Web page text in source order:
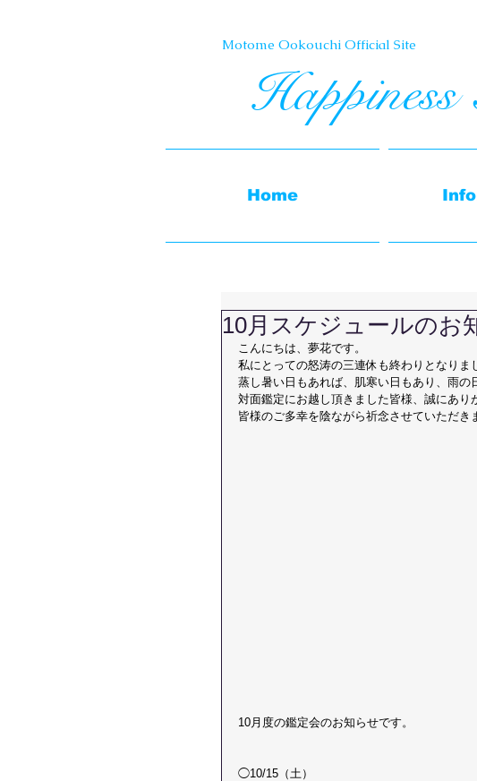
10月スケジュールのお
こんにちは、夢花です。
私にとっての怒涛の三連休も終わりとなりま
蒸し暑い日もあれば、肌寒い日もあり、雨の
対面鑑定にお越し頂きました皆様、誠にあり
皆様のご多幸を陰ながら祈念させていただき
10月度の鑑定会のお知らせです。​
◯10/15（土）
Home
Motome Ookouchi Official Site​